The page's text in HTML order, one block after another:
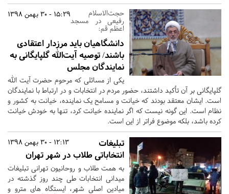
15:29 - 30 بهمن 1398 حجت‌الاسلام
رفیعی در مسجد
اعظم قم:
دانشگاهیان باید مرزدار اعتقادی
باشند/ توصیه آیت‌الله گلپایگانی به
نمایندگان مجلس
یکی از مسائلی که مرحوم حضرت آیت الله
گلپایگانی بر آن تأکید داشتند، حضور مردم در انتخابات و در ارتباط با نمایندگان
است. ایشان معتقد بودند که خیانت و مسامح یک نماینده، خیانت به کشور و
نظام است. این گونه نیست که اگر نماینده خیانت کرد، تنها به خودش خیانت
کرده باشد، بلکه موضوع فراتر از این است.
12:13 - 30 بهمن 1398
تبلیغات
انتخاباتی طلاب در شهر تهران
به همت طلاب و روحانیون تهرانی تبلیغات
میدانی انتخابات طی چند روز گذشته در
میادین اصلی شهر، ایستگاه های مترو و